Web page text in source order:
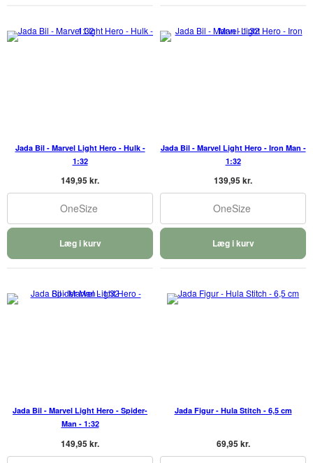
Jada Bil - Marvel Light Hero - Hulk -
1:32
149,95 kr.
OneSize
Læg i kurv
Jada Bil - Marvel Light Hero - Iron Man -
1:32
139,95 kr.
OneSize
Læg i kurv
Jada Bil - Marvel Light Hero - Spider-
Man - 1:32
149,95 kr.
Jada Figur - Hula Stitch - 6,5 cm
69,95 kr.